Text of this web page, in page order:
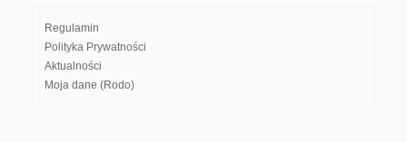
Regulamin
Polityka Prywatności
Aktualności
Moja dane (Rodo)